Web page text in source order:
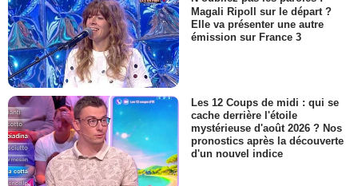
Magali Ripoll sur le départ ?
Elle va présenter une autre
émission sur France 3
Les 12 Coups de midi : qui se
cache derrière l'étoile
mystérieuse d'août 2026 ? Nos
pronostics après la découverte
d'un nouvel indice